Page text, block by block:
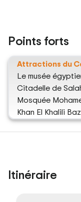
Points forts
Attractions du
Le musée
Citadelle de
Mosquée
Khan El Khalili
Itinéraire